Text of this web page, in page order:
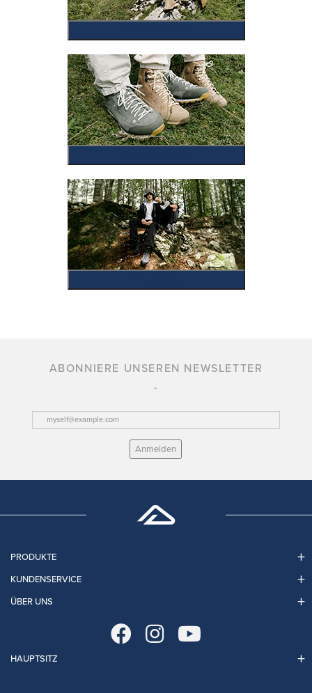
ABONNIERE UNSEREN NEWSLETTER
Anmelden
PRODUKTE
KUNDENSERVICE
ÜBER UNS
HAUPTSITZ